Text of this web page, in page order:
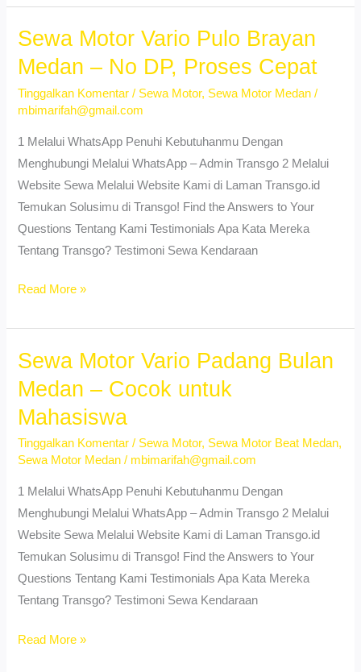
Vario
Tanjung
Medan
–
Terjangkau
Sewa Motor Vario Pulo Brayan
Medan – No DP, Proses Cepat
Tinggalkan Komentar / Sewa Motor, Sewa Motor Medan /
mbimarifah@gmail.com
1 Melalui WhatsApp Penuhi Kebutuhanmu Dengan
Menghubungi Melalui WhatsApp – Admin Transgo 2 Melalui
Website Sewa Melalui Website Kami di Laman Transgo.id
Temukan Solusimu di Transgo! Find the Answers to Your
Questions Tentang Kami Testimonials Apa Kata Mereka
Tentang Transgo? Testimoni Sewa Kendaraan
Sewa
Vario
Pulo
Medan
–
No
DP,
Proses
Cepat
Read More »
Sewa Motor Vario Padang Bulan
Medan – Cocok untuk
Mahasiswa
Tinggalkan Komentar / Sewa Motor, Sewa Motor Beat Medan,
Sewa Motor Medan / mbimarifah@gmail.com
1 Melalui WhatsApp Penuhi Kebutuhanmu Dengan
Menghubungi Melalui WhatsApp – Admin Transgo 2 Melalui
Website Sewa Melalui Website Kami di Laman Transgo.id
Temukan Solusimu di Transgo! Find the Answers to Your
Questions Tentang Kami Testimonials Apa Kata Mereka
Tentang Transgo? Testimoni Sewa Kendaraan
Sewa
Read More »